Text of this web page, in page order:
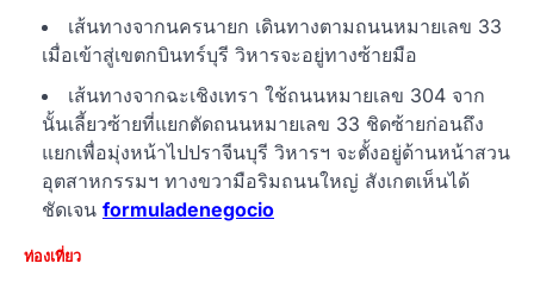
เส้นทางจากนครนายก เดินทางตามถนนหมายเลข 33
เมื่อเข้าสู่เขตกบินทร์บุรี วิหารจะอยู่ทางซ้ายมือ
เส้นทางจากฉะเชิงเทรา ใช้ถนนหมายเลข 304 จาก
นั้นเลี้ยวซ้ายที่แยกตัดถนนหมายเลข 33 ชิดซ้ายก่อนถึง
แยกเพื่อมุ่งหน้าไปปราจีนบุรี วิหารฯ จะตั้งอยู่ด้านหน้าสวน
อุตสาหกรรมฯ ทางขวามือริมถนนใหญ่ สังเกตเห็นได้
ชัดเจน formuladenegocio
ท่องเที่ยว